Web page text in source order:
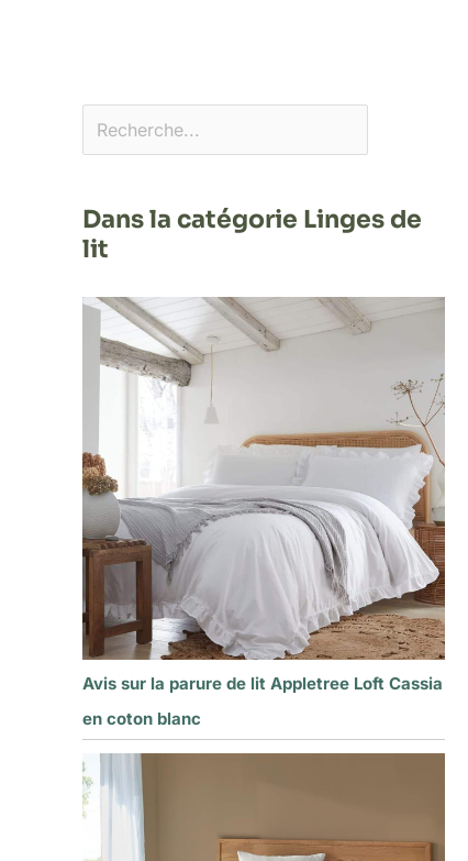
Dans la catégorie Linges de
lit
Avis sur la parure de lit Appletree Loft Cassia
en coton blanc